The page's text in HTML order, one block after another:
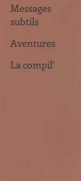
Messages
subtils
Aventures
La compil'